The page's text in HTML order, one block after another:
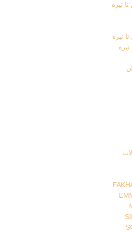
تیره
تیره